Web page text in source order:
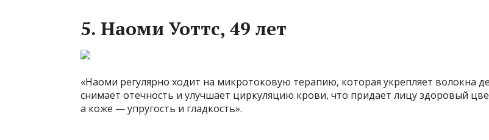
5. Наоми Уоттс, 49 лет
«Наоми регулярно ходит на микротоковую терапию, которая укрепляет волокна
снимает отечность и улучшает циркуляцию крови, что придает лицу здоровый
а коже — упругость и гладкость».